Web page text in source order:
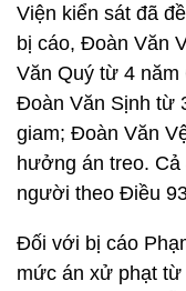
Viện kiển sát đã
bị cáo, Đoàn Văn
Văn Quý từ 4 năm
Đoàn Văn Sịnh từ
giam; Đoàn Văn
hưởng án treo.
người theo Điều
Đối với bị cáo
mức án xử phạt